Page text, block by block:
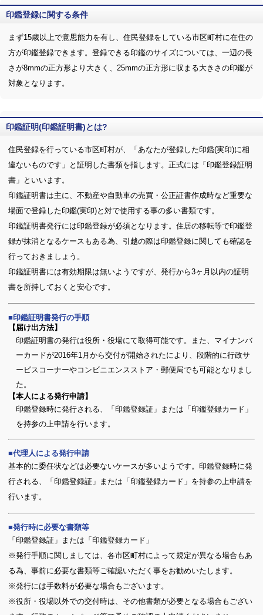
印鑑登録に関する条件
まず15歳以上で意思能力を有し、住民登録をしている市区町村に在住の
方が印鑑登録できます。登録できる印鑑のサイズについては、一辺の長
さが8mmの正方形より大きく、25mmの正方形に収まる大きさの印鑑が
対象となります。
印鑑証明(印鑑証明書)とは?
住民登録を行っている市区町村が、「あなたが登録した印鑑(実印)に相
違ないものです」と証明した書類を指します。正式には「印鑑登録証明
書」といいます。
印鑑証明書は主に、不動産や自動車の売買・公正証書作成時など重要な
場面で登録した印鑑(実印)と対で使用する事の多い書類です。
印鑑証明書発行には印鑑登録が必須となります。住居の移転等で印鑑登
録が抹消となるケースもある為、引越の際は印鑑登録に関しても確認を
行っておきましょう。
印鑑証明書には有効期限は無いようですが、発行から3ヶ月以内の証明
書を所持しておくと安心です。
印鑑証明書発行の手順
【届け出方法】
印鑑証明書の発行は役所・役場にて取得可能です。また、マイナンバ
ーカードが2016年1月から交付が開始されたにより、段階的に行政サ
ービスコーナーやコンビニエンスストア・郵便局でも可能となりまし
た。
【本人による発行申請】
印鑑登録時に発行される、「印鑑登録証」または「印鑑登録カード」
を持参の上申請を行います。
代理人による発行申請
基本的に委任状などは必要ないケースが多いようです。印鑑登録時に発
行される、「印鑑登録証」または「印鑑登録カード」を持参の上申請を
行います。
発行時に必要な書類等
「印鑑登録証」または「印鑑登録カード」
※発行手順に関しましては、各市区町村によって規定が異なる場合もあ
る為、事前に必要な書類等ご確認いただく事をお勧めいたします。
※発行には手数料が必要な場合もございます。
※役所・役場以外での交付時は、その他書類が必要となる場合もござい